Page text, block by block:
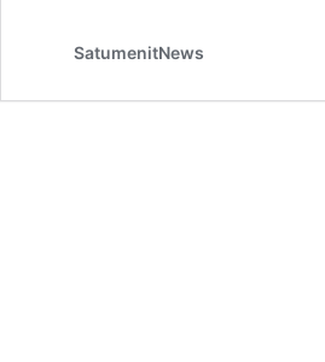
SatumenitNews